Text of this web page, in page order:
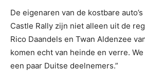
De eigenaren van de kostbare
Castle Rally zijn niet alleen uit de
Rico Daandels en Twan Aldenzee
komen echt van heinde en verre.
een paar Duitse deelnemers.”